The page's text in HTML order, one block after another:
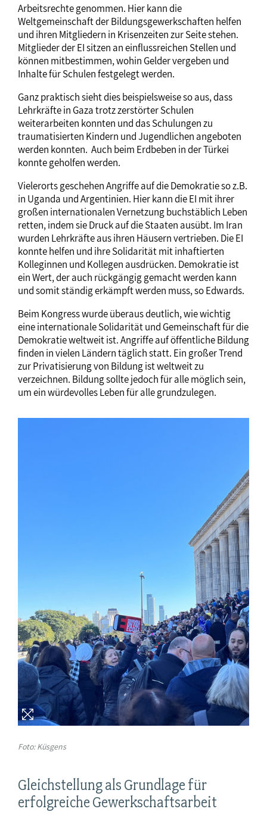
Arbeitsrechte genommen. Hier kann die
Weltgemeinschaft der Bildungsgewerkschaften helfen
und ihren Mitgliedern in Krisenzeiten zur Seite stehen.
Mitglieder der EI sitzen an einflussreichen Stellen und
können mitbestimmen, wohin Gelder vergeben und
Inhalte für Schulen festgelegt werden.
Ganz praktisch sieht dies beispielsweise so aus, dass
Lehrkräfte in Gaza trotz zerstörter Schulen
weiterarbeiten konnten und das Schulungen zu
traumatisierten Kindern und Jugendlichen angeboten
werden konnten. Auch beim Erdbeben in der Türkei
konnte geholfen werden.
Vielerorts geschehen Angriffe auf die Demokratie so z.B.
in Uganda und Argentinien. Hier kann die EI mit ihrer
großen internationalen Vernetzung buchstäblich Leben
retten, indem sie Druck auf die Staaten ausübt. Im Iran
wurden Lehrkräfte aus ihren Häusern vertrieben. Die EI
konnte helfen und ihre Solidarität mit inhaftierten
Kolleginnen und Kollegen ausdrücken. Demokratie ist
ein Wert, der auch rückgängig gemacht werden kann
und somit ständig erkämpft werden muss, so Edwards.
Beim Kongress wurde überaus deutlich, wie wichtig
eine internationale Solidarität und Gemeinschaft für die
Demokratie weltweit ist. Angriffe auf öffentliche Bildung
finden in vielen Ländern täglich statt. Ein großer Trend
zur Privatisierung von Bildung ist weltweit zu
verzeichnen. Bildung sollte jedoch für alle möglich sein,
um ein würdevolles Leben für alle grundzulegen.
Foto: Küsgens
Gleichstellung als Grundlage für
erfolgreiche Gewerkschaftsarbeit